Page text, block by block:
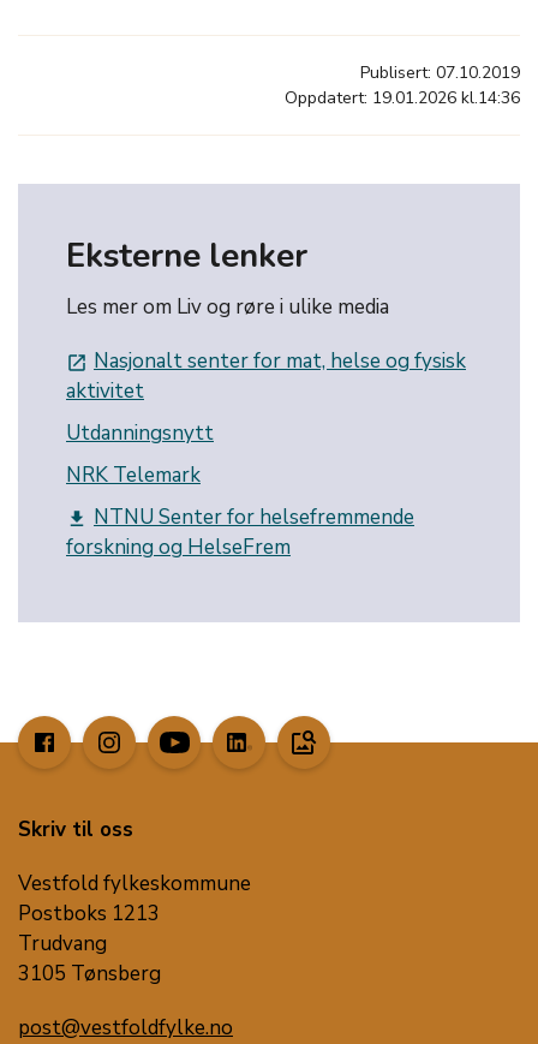
Publisert: 07.10.2019
Oppdatert: 19.01.2026 kl.14:36
Eksterne lenker
Les mer om Liv og røre i ulike media
launch Nasjonalt senter for mat, helse og fysisk
aktivitet
Utdanningsnytt
NRK Telemark
get_app NTNU Senter for helsefremmende
forskning og HelseFrem
image_search
Skriv til oss
Vestfold fylkeskommune
Postboks 1213
Trudvang
3105 Tønsberg
post@vestfoldfylke.no